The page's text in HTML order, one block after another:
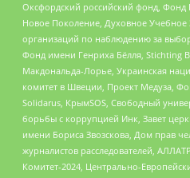
Оксфордский российский фонд, Фонд
Новое Поколение, Духовное Учебное
организаций по наблюдению за
Фонд имени Генриха Бёлля, Stichting
Макдональда-Лорье, Украинская
комитет в Швеции, Проект Медуза,
Solidarus, КрымSOS, Свободный
борьбы с коррупцией Инк, Завет
имени Бориса Звозскова, Дом прав
журналистов расследователей,
Комитет-2024, Центрально-